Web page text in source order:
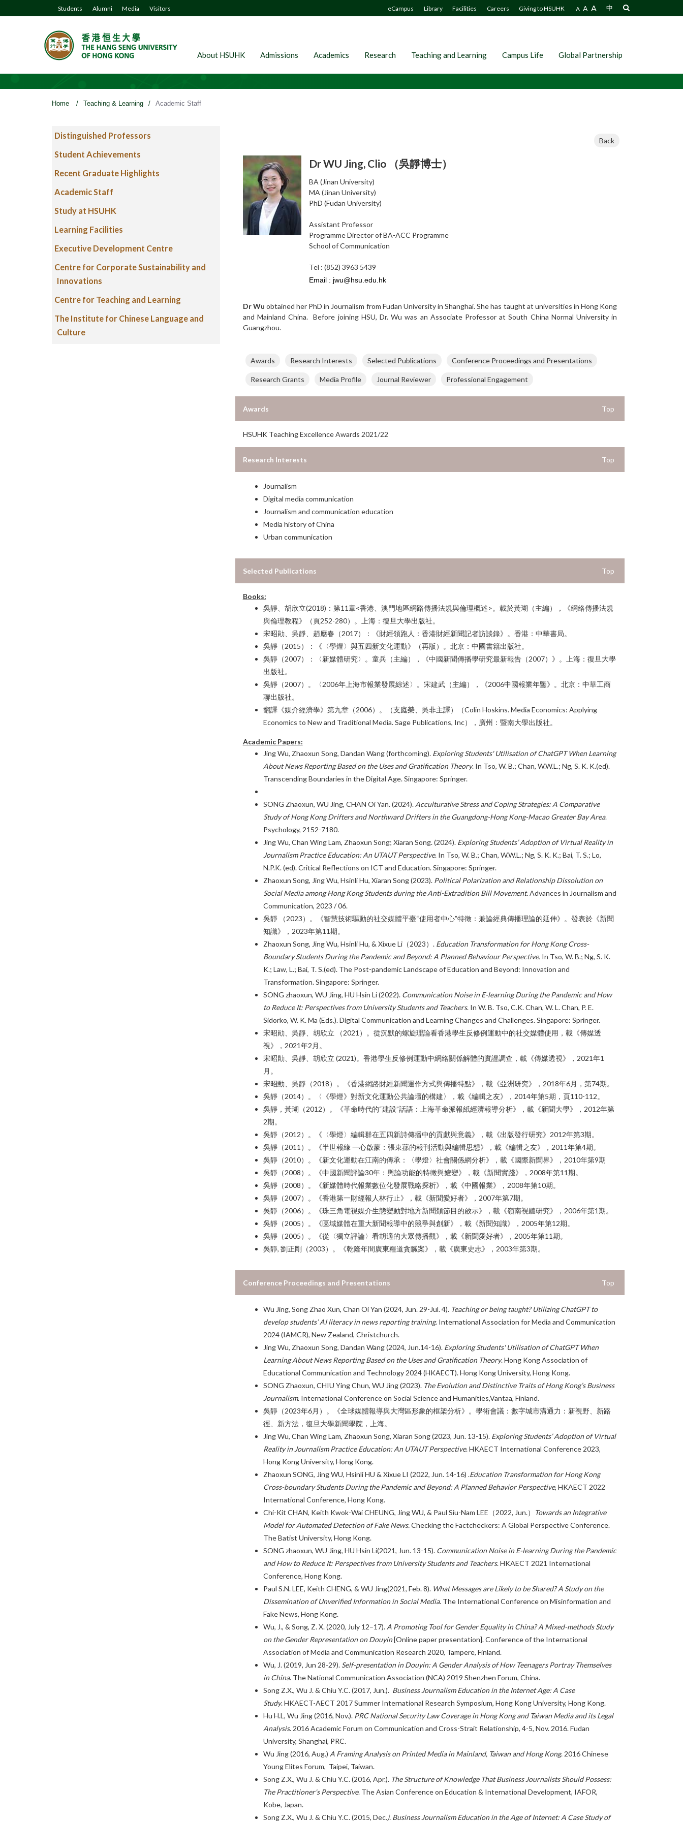
Students Alumni Media Visitors eCampus Library Facilities Careers Giving to HSUHK A A A 中
About HSUHK Admissions Academics Research Teaching and Learning Campus Life Global Partnership
Home / Teaching & Learning / Academic Staff
Distinguished Professors
Student Achievements
Recent Graduate Highlights
Academic Staff
Study at HSUHK
Learning Facilities
Executive Development Centre
Centre for Corporate Sustainability and
Innovations
Centre for Teaching and Learning
The Institute for Chinese Language and
Culture
Back
Dr WU Jing, Clio （吳靜博士）
BA (Jinan University)
MA (Jinan University)
PhD (Fudan University)
Assistant Professor
Programme Director of BA-ACC Programme
School of Communication
Tel : (852) 3963 5439
Dr Wu obtained her PhD in Journalism from Fudan University in Shanghai. She has taught at universities in Hong Kong
and Mainland China. Before joining HSU, Dr. Wu was an Associate Professor at South China Normal University in
Guangzhou.
Awards Research Interests Selected Publications Conference Proceedings and Presentations
Research Grants Media Profile Journal Reviewer Professional Engagement
Top
Awards
HSUHK Teaching Excellence Awards 2021/22
Top
Research Interests
Journalism
Digital media communication
Journalism and communication education
Media history of China
Urban communication
Top
Selected Publications
Books:
吳靜、胡欣立(2018)：第11章<香港、澳門地區網路傳播法規與倫理概述>。載於黃瑚（主編），《網絡傳播法規
與倫理教程》（頁252-280）。上海：復旦大學出版社。
宋昭勛、吳靜、趙應春（2017）：《財經領跑人：香港財經新聞記者訪談錄》。香港：中華書局。
吳靜（2015）：《〈學燈〉與五四新文化運動》（再版）。北京：中國書籍出版社。
吳靜（2007）：〈新媒體研究〉。童兵（主編），《中國新聞傳播學研究最新報告（2007）》。上海：復旦大學
出版社。
吳靜（2007）。〈2006年上海市報業發展綜述〉。宋建武（主編），《2006中國報業年鑒》。北京：中華工商
聯出版社。
翻譯《媒介經濟學》第九章（2006）。（支庭榮、吳非主譯）（Colin Hoskins. Media Economics: Applying
Economics to New and Traditional Media. Sage Publications, Inc），廣州：暨南大學出版社。
Academic Papers:
Jing Wu, Zhaoxun Song, Dandan Wang (forthcoming). Exploring Students' Utilisation of ChatGPT When Learning
About News Reporting Based on the Uses and Gratification Theory. In Tso, W. B.; Chan, W.W.L.; Ng, S. K. K.(ed).
Transcending Boundaries in the Digital Age. Singapore: Springer.
SONG Zhaoxun, WU Jing, CHAN Oi Yan. (2024).Acculturative Stress and Coping Strategies: A Comparative
Study of Hong Kong Drifters and Northward Drifters in the Guangdong-Hong Kong-Macao Greater Bay Area.
Psychology, 2152-7180.
Jing Wu, Chan Wing Lam, Zhaoxun Song; Xiaran Song. (2024). Exploring Students’ Adoption of Virtual Reality in
Journalism Practice Education: An UTAUT Perspective. In Tso, W. B.; Chan, W.W.L.; Ng, S. K. K.; Bai, T. S.; Lo,
N.P.K. (ed). Critical Reflections on ICT and Education. Singapore: Springer.
Zhaoxun Song, Jing Wu, Hsinli Hu, Xiaran Song (2023). Political Polarization and Relationship Dissolution on
Social Media among Hong Kong Students during the Anti-Extradition Bill Movement.Advances in Journalism and
Communication, 2023 / 06.
吳靜 （2023）。《智慧技術驅動的社交媒體平臺“使用者中心”特徵：兼論經典傳播理論的延伸》。發表於《新聞
知識》，2023年第11期。
Zhaoxun Song, Jing Wu, Hsinli Hu, & Xixue Li（2023）. Education Transformation for Hong Kong Cross-
Boundary Students During the Pandemic and Beyond: A Planned Behaviour Perspective.In Tso, W. B.; Ng, S. K.
K.; Law, L.; Bai, T. S.(ed). The Post-pandemic Landscape of Education and Beyond: Innovation and
Transformation. Singapore: Springer.
SONG zhaoxun, WU Jing, HU Hsin Li (2022). Communication Noise in E-learning During the Pandemic and How
to Reduce It: Perspectives from University Students and Teachers. In W. B. Tso, C.K. Chan, W. L. Chan, P. E.
Sidorko, W. K. Ma (Eds.). Digital Communication and Learning Changes and Challenges. Singapore: Springer.
宋昭勛、吳靜、胡欣立 （2021）。從沉默的螺旋理論看香港學生反修例運動中的社交媒體使用，載《傳媒透
視》，2021年2月。
宋昭勛、吳靜、胡欣立 (2021)。香港學生反修例運動中網絡關係解體的實證調查，載《傳媒透視》，2021年1
月。
宋昭勳、吳靜（2018）。《香港網路財經新聞運作方式與傳播特點》，載《亞洲研究》，2018年6月，第74期。
吳靜（2014）。〈《學燈》對新文化運動公共論壇的構建〉，載《編輯之友》，2014年第5期，頁110-112。
吳靜，黃瑚（2012）。《革命時代的“建設”話語：上海革命派報紙經濟報導分析》，載《新聞大學》，2012年第
2期。
吳靜（2012）。《〈學燈〉編輯群在五四新詩傳播中的貢獻與意義》，載《出版發行研究》2012年第3期。
吳靜（2011）。《半世報緣 一心啟蒙：張東蓀的報刊活動與編輯思想》，載《編輯之友》，2011年第4期。
吳靜（2010）。《新文化運動在江南的傳承：〈學燈〉社會關係網分析》，載《國際新聞界》，2010年第9期
吳靜（2008）。《中國新聞評論30年：輿論功能的特徵與嬗變》，載《新聞實踐》，2008年第11期。
吳靜（2008）。《新媒體時代報業數位化發展戰略探析》，載《中國報業》，2008年第10期。
吳靜（2007）。《香港第一財經報人林行止》，載《新聞愛好者》，2007年第7期。
吳靜（2006）。《珠三角電視媒介生態變動對地方新聞類節目的啟示》，載《嶺南視聽研究》，2006年第1期。
吳靜（2005）。《區域媒體在重大新聞報導中的競爭與創新》，載《新聞知識》，2005年第12期。
吳靜（2005）。《從〈獨立評論〉看胡適的大眾傳播觀》，載《新聞愛好者》，2005年第11期。
吳靜, 劉正剛（2003）。《乾隆年間廣東糧道貪贓案》，載《廣東史志》，2003年第3期。
Top
Conference Proceedings and Presentations
Wu Jing, Song Zhao Xun, Chan Oi Yan (2024, Jun. 29-Jul. 4). Teaching or being taught? Utilizing ChatGPT to
develop students’ AI literacy in news reporting training. International Association for Media and Communication
2024 (IAMCR), New Zealand, Christchurch.
Jing Wu, Zhaoxun Song, Dandan Wang (2024, Jun.14-16). Exploring Students' Utilisation of ChatGPT When
Learning About News Reporting Based on the Uses and Gratification Theory. Hong Kong Association of
Educational Communication and Technology 2024 (HKAECT). Hong Kong University, Hong Kong.
SONG Zhaoxun, CHIU Ying Chun, WU Jing (2023). The Evolution and Distinctive Traits of Hong Kong’s Business
Journalism. International Conference on Social Science and Humanities,Vantaa, Finland.
吳靜（2023年6月）。《全球媒體報導與大灣區形象的框架分析》。學術會議：數字城市溝通力：新視野、新路
徑、新方法，復旦大學新聞學院，上海。
Jing Wu, Chan Wing Lam, Zhaoxun Song, Xiaran Song (2023, Jun. 13-15). Exploring Students’ Adoption of Virtual
Reality in Journalism Practice Education: An UTAUT Perspective. HKAECT International Conference 2023,
Hong Kong University, Hong Kong.
Zhaoxun SONG, Jing WU, Hsinli HU & Xixue LI (2022, Jun. 14-16) .Education Transformation for Hong Kong
Cross-boundary Students During the Pandemic and Beyond: A Planned Behavior Perspective, HKAECT 2022
International Conference, Hong Kong.
Chi-Kit CHAN, Keith Kwok-Wai CHEUNG, Jing WU, & Paul Siu-Nam LEE（2022, Jun.）
Towards an Integrative
Model for Automated Detection of Fake News.Checking the Factcheckers: A Global Perspective Conference.
The Batist University, Hong Kong.
SONG zhaoxun, WU Jing, HU Hsin Li(2021, Jun. 13-15). Communication Noise in E-learning During the Pandemic
and How to Reduce It: Perspectives from University Students and Teachers. HKAECT 2021 International
Conference, Hong Kong.
Paul S.N. LEE, Keith CHENG, & WU Jing(2021, Feb. 8). What Messages are Likely to be Shared? A Study on the
Dissemination of Unverified Information in Social Media. The International Conference on Misinformation and
Fake News, Hong Kong.
Wu, J., & Song, Z. X. (2020, July 12–17).A Promoting Tool for Gender Equality in China? A Mixed-methods Study
on the Gender Representation on Douyin [Online paper presentation]. Conference of the International
Association of Media and Communication Research 2020, Tampere, Finland.
Wu, J. (2019, Jun 28-29). Self-presentation in Douyin: A Gender Analysis of How Teenagers Portray Themselves
in China. The National Communication Association (NCA) 2019 Shenzhen Forum, China.
Song Z.X., Wu J. & Chiu Y.C. (2017, Jun.). Business Journalism Education in the Internet Age: A Case
Study. HKAECT-AECT 2017 Summer International Research Symposium, Hong Kong University, Hong Kong.
Hu H.L, Wu Jing (2016, Nov.). PRC National Security Law Coverage in Hong Kong and Taiwan Media and its Legal
Analysis. 2016 Academic Forum on Communication and Cross-Strait Relationship, 4-5, Nov. 2016. Fudan
University, Shanghai, PRC.
Wu Jing (2016, Aug.) A Framing Analysis on Printed Media in Mainland, Taiwan and Hong Kong. 2016 Chinese
Young Elites Forum, Taipei, Taiwan.
Song Z.X., Wu J. & Chiu Y.C. (2016, Apr.). The Structure of Knowledge That Business Journalists Should Possess:
The Practitioner's Perspective. The Asian Conference on Education & International Development, IAFOR,
Kobe, Japan.
Song Z.X., Wu J. & Chiu Y.C. (2015, Dec.). Business Journalism Education in the Age of Internet: A Case Study of